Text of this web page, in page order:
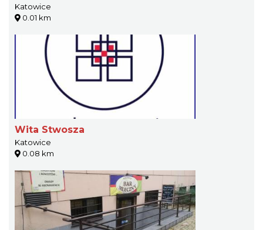
Katowice
0.01 km
Wita Stwosza
Katowice
0.08 km